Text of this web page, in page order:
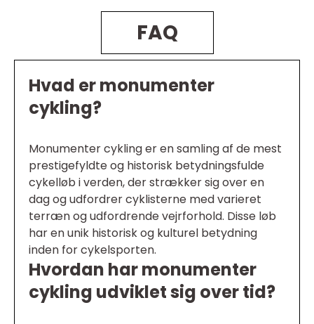
FAQ
Hvad er monumenter
cykling?
Monumenter cykling er en samling af de mest
prestigefyldte og historisk betydningsfulde
cykelløb i verden, der strækker sig over en
dag og udfordrer cyklisterne med varieret
terræn og udfordrende vejrforhold. Disse løb
har en unik historisk og kulturel betydning
inden for cykelsporten.
Hvordan har monumenter
cykling udviklet sig over tid?